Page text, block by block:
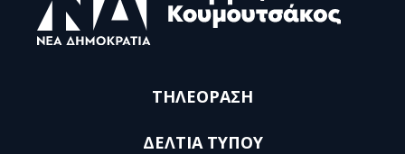
ΤΗΛΕΟΡΑΣΗ
ΔΕΛΤΙΑ ΤΥΠΟΥ